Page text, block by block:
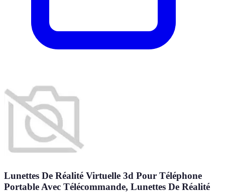
Lunettes De Réalité Virtuelle 3d Pour Téléphone
Portable Avec Télécommande, Lunettes De Réalité